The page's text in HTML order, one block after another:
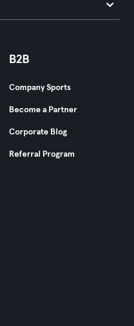
B2B
Company Sports
Become a Partner
Corporate Blog
Referral Program